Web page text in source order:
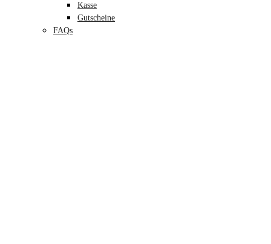
Kasse
Gutscheine
FAQs